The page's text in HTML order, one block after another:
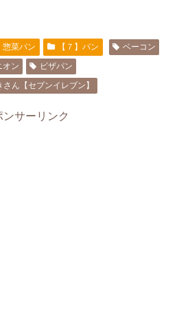
惣菜パン 【７】パン
ベーコン
オン
ピザパン
ん【セブンイレブン】
ンサーリンク